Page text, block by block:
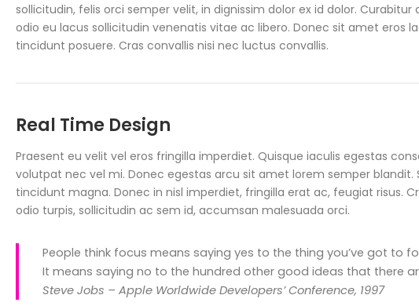
sollicitudin, felis orci semper velit, in dignissim dolor ex id dolor.
odio eu lacus sollicitudin venenatis vitae ac libero. Donec sit amet eros
tincidunt posuere. Cras convallis nisi nec luctus convallis.
Real Time Design
Praesent eu velit vel eros fringilla imperdiet. Quisque iaculis egestas
volutpat nec vel mi. Donec egestas arcu sit amet lorem semper blandit.
tincidunt magna. Donec in nisl imperdiet, fringilla erat ac, feugiat risus.
odio turpis, sollicitudin ac sem id, accumsan malesuada orci.
People think focus means saying yes to the thing you’ve got to
It means saying no to the hundred other good ideas that there
Steve Jobs – Apple Worldwide Developers’ Conference, 1997